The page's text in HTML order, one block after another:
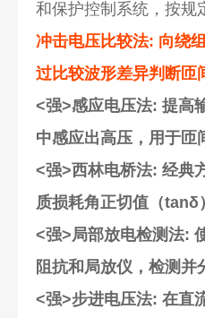
和保护控制系统，按规
冲击电压比较法: 向绕
过比较波形差异判断匝
<强>感应电压法: 提高
中感应出高压，用于匝
<强>西林电桥法: 经典
质损耗角正切值（tanδ
<强>局部放电检测法:
阻抗和局放仪，检测并
<强>步进电压法: 在直